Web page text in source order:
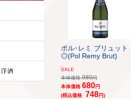
ポル･レミ ブリュット
◎(Pol Remy Brut)
SALE
本体価格980円
本体価格 680円
(税込価格
748円)